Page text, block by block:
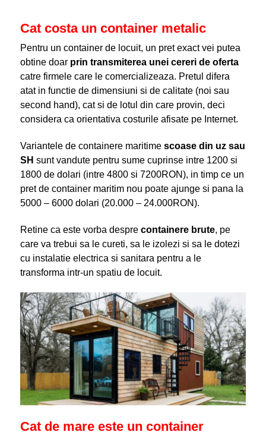
Cat costa un container metalic
Pentru un container de locuit, un pret exact vei putea
obtine doarprin transmiterea unei cereri de oferta
catre firmele care le comercializeaza. Pretul difera
atat in functie de dimensiuni si de calitate (noi sau
second hand), cat si de lotul din care provin, deci
considera ca orientativa costurile afisate pe Internet.
Variantele de containere maritime scoase din uz sau
SH sunt vandute pentru sume cuprinse intre 1200 si
1800 de dolari (intre 4800 si 7200RON), in timp ce un
pret de container maritim nou poate ajunge si pana la
5000 – 6000 dolari (20.000 – 24.000RON).
Retine ca este vorba despre containere brute, pe
care va trebui sa le cureti, sa le izolezi si sa le dotezi
cu instalatie electrica si sanitara pentru a le
transforma intr-un spatiu de locuit.
Cat de mare este un container